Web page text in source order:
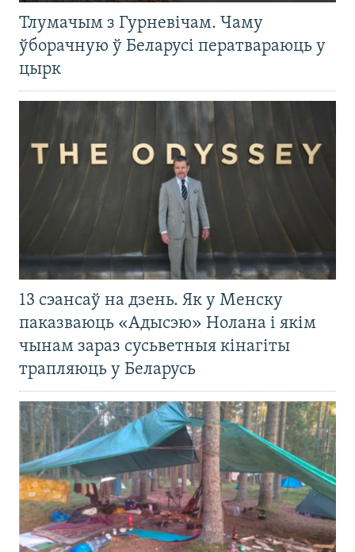
Тлумачым з Гурневічам. Чаму
ўборачную ў Беларусі ператвараюць у
цырк
13 сэансаў на дзень. Як у Менску
паказваюць «Адысэю» Нолана і якім
чынам зараз сусьветныя кінагіты
трапляюць у Беларусь